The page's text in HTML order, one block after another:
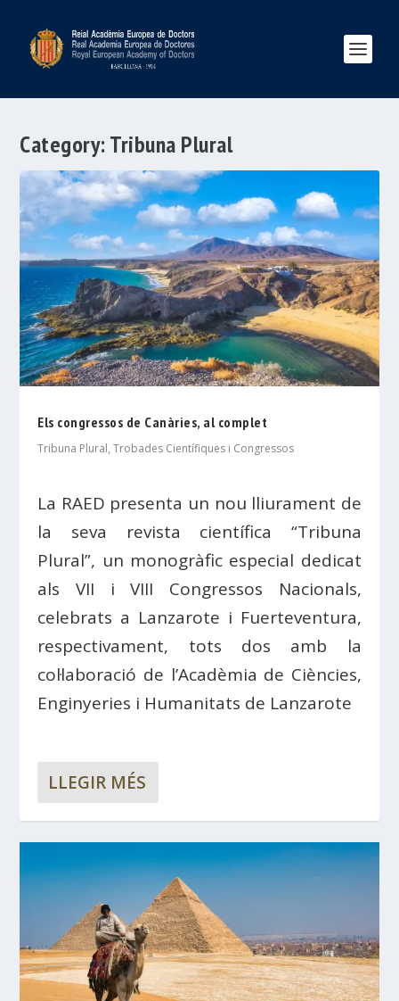
Category:Tribuna Plural
Els congressos de Canàries, al complet
Tribuna Plural,Trobades Científiques i Congressos
La RAED presenta un nou lliurament de
la seva revista científica “Tribuna
Plural”, un monogràfic especial dedicat
als VII i VIII Congressos Nacionals,
celebrats a Lanzarote i Fuerteventura,
respectivament, tots dos amb la
col·laboració de l’Acadèmia de Ciències,
Enginyeries i Humanitats de Lanzarote
LLEGIR MÉS